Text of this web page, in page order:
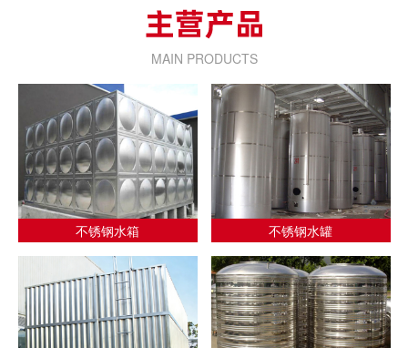
MAIN PRODUCTS
不锈钢水箱 不锈钢水罐